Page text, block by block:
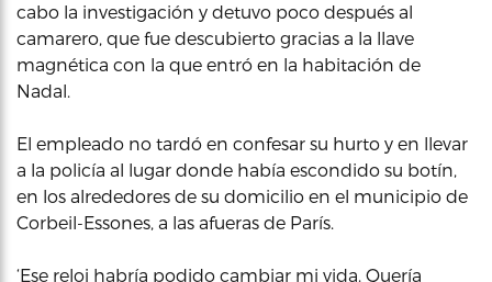
cabo la investigación y detuvo poco después al
camarero, que fue descubierto gracias a la llave
magnética con la que entró en la habitación de
Nadal.
El empleado no tardó en confesar su hurto y en llevar
a la policía al lugar donde había escondido su botín,
en los alrededores de su domicilio en el municipio de
Corbeil-Essones, a las afueras de París.
‘Ese reloj habría podido cambiar mi vida. Quería